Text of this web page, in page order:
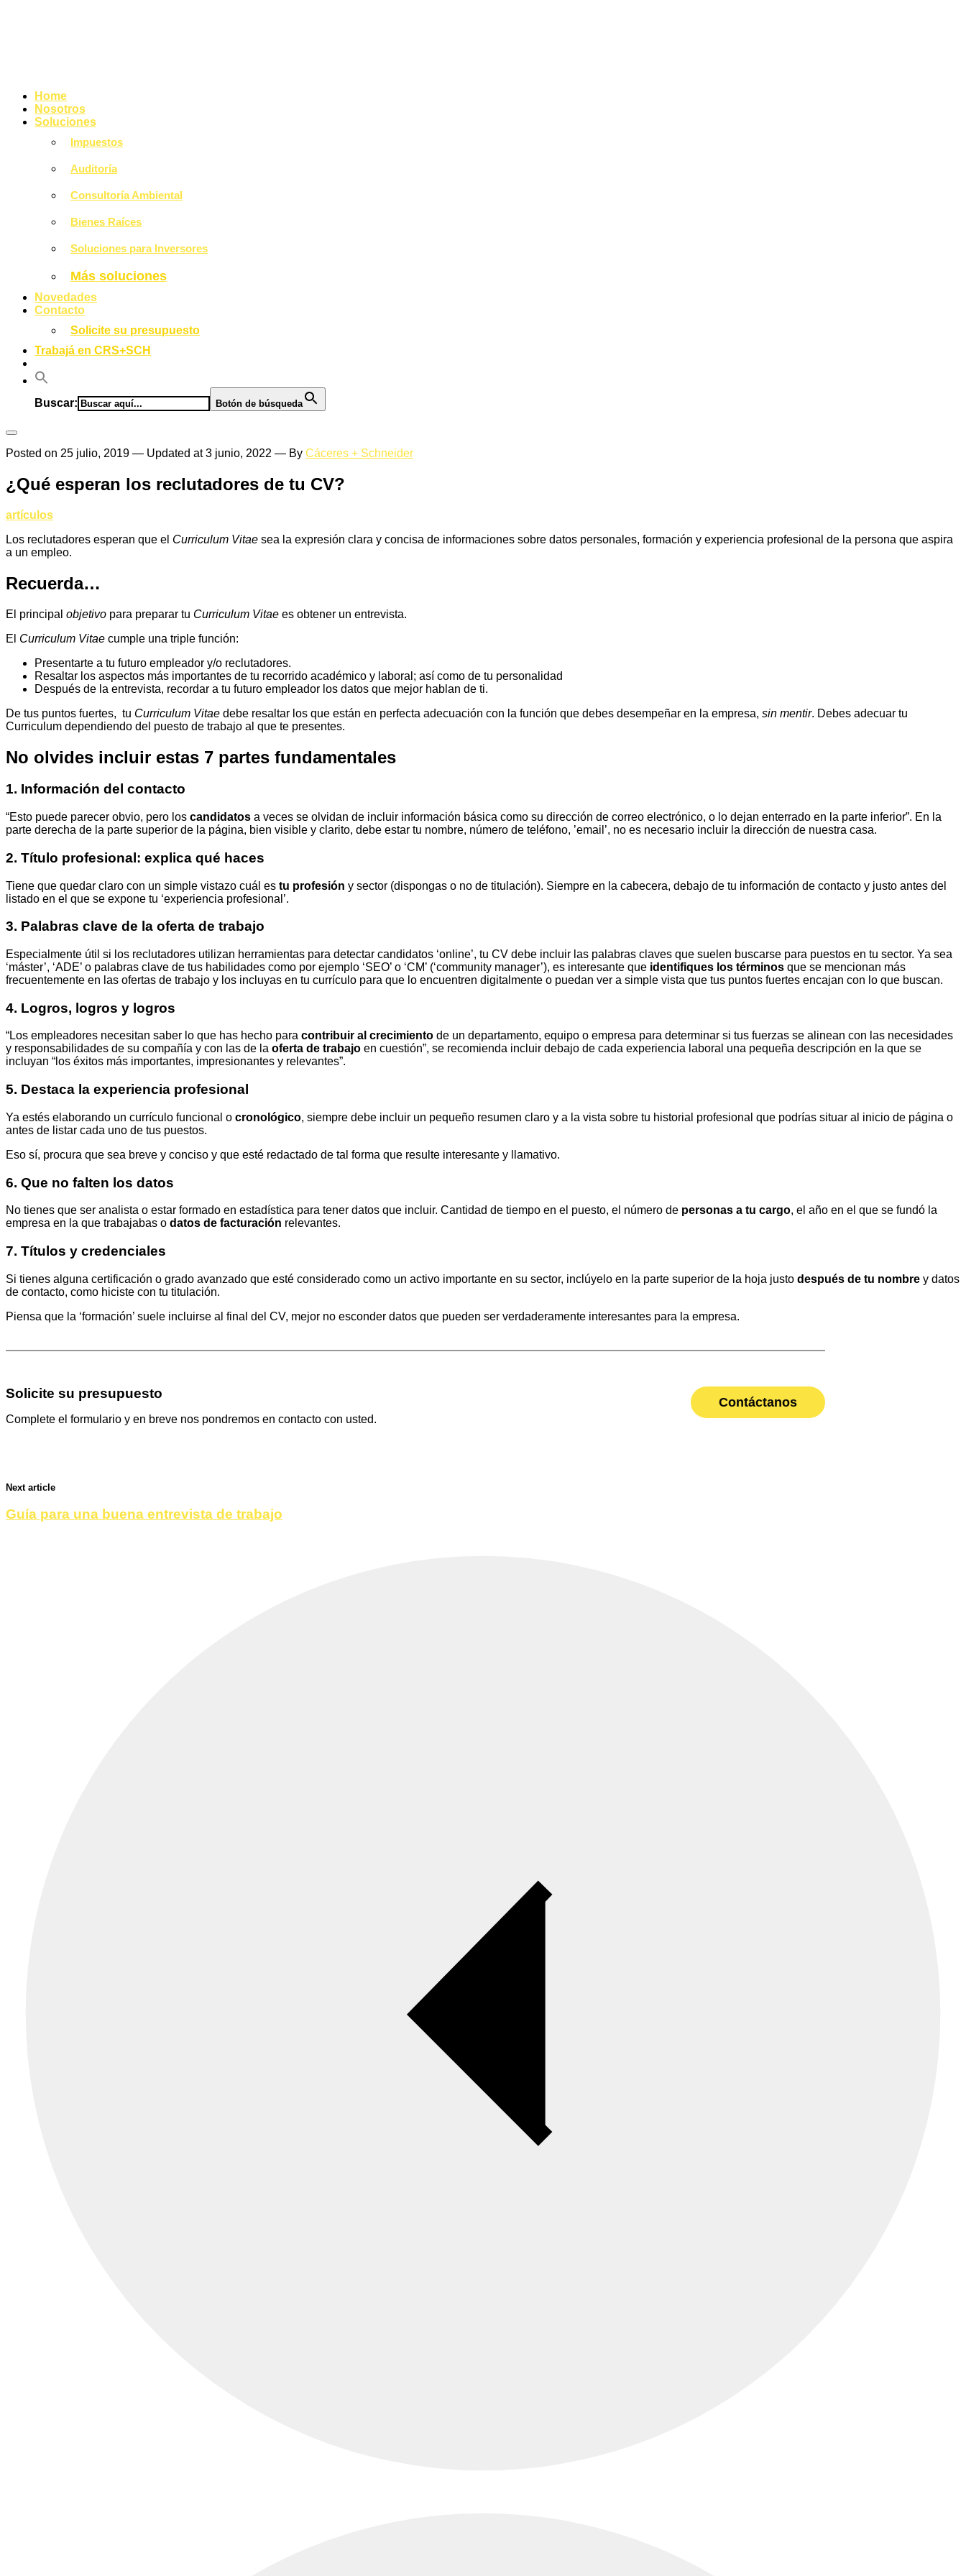
Home
Nosotros
Soluciones
Impuestos
Auditoría
Consultoría Ambiental
Bienes Raíces
Soluciones para Inversores
Más soluciones
Novedades
Contacto
Solicite su presupuesto
Trabajá en CRS+SCH
Buscar: Botón de búsqueda
Posted on 25 julio, 2019 — Updated at 3 junio, 2022 — By Cáceres + Schneider
¿Qué esperan los reclutadores de tu CV?
artículos
Los reclutadores esperan que el Curriculum Vitae sea la expresión clara y concisa de informaciones sobre datos personales, formación y experiencia profesional de la persona que aspira
a un empleo.
Recuerda…
El principal objetivo para preparar tu Curriculum Vitae es obtener un entrevista.
El Curriculum Vitae cumple una triple función:
Presentarte a tu futuro empleador y/o reclutadores.
Resaltar los aspectos más importantes de tu recorrido académico y laboral; así como de tu personalidad
Después de la entrevista, recordar a tu futuro empleador los datos que mejor hablan de ti.
De tus puntos fuertes, tu Curriculum Vitae debe resaltar los que están en perfecta adecuación con la función que debes desempeñar en la empresa, sin mentir. Debes adecuar tu
Curriculum dependiendo del puesto de trabajo al que te presentes.
No olvides incluir estas 7 partes fundamentales
1. Información del contacto
“Esto puede parecer obvio, pero los candidatos a veces se olvidan de incluir información básica como su dirección de correo electrónico, o lo dejan enterrado en la parte inferior”. En la
parte derecha de la parte superior de la página, bien visible y clarito, debe estar tu nombre, número de teléfono, ’email’, no es necesario incluir la dirección de nuestra casa.
2. Título profesional: explica qué haces
Tiene que quedar claro con un simple vistazo cuál es tu profesión y sector (dispongas o no de titulación). Siempre en la cabecera, debajo de tu información de contacto y justo antes del
listado en el que se expone tu ‘experiencia profesional’.
3. Palabras clave de la oferta de trabajo
Especialmente útil si los reclutadores utilizan herramientas para detectar candidatos ‘online’, tu CV debe incluir las palabras claves que suelen buscarse para puestos en tu sector. Ya sea
‘máster’, ‘ADE’ o palabras clave de tus habilidades como por ejemplo ‘SEO’ o ‘CM’ (‘community manager’), es interesante que identifiques los términos que se mencionan más
frecuentemente en las ofertas de trabajo y los incluyas en tu currículo para que lo encuentren digitalmente o puedan ver a simple vista que tus puntos fuertes encajan con lo que buscan.
4. Logros, logros y logros
“Los empleadores necesitan saber lo que has hecho para contribuir al crecimiento de un departamento, equipo o empresa para determinar si tus fuerzas se alinean con las necesidades
y responsabilidades de su compañía y con las de la oferta de trabajo en cuestión”, se recomienda incluir debajo de cada experiencia laboral una pequeña descripción en la que se
incluyan “los éxitos más importantes, impresionantes y relevantes”.
5. Destaca la experiencia profesional
Ya estés elaborando un currículo funcional o cronológico, siempre debe incluir un pequeño resumen claro y a la vista sobre tu historial profesional que podrías situar al inicio de página o
antes de listar cada uno de tus puestos.
Eso sí, procura que sea breve y conciso y que esté redactado de tal forma que resulte interesante y llamativo.
6. Que no falten los datos
No tienes que ser analista o estar formado en estadística para tener datos que incluir. Cantidad de tiempo en el puesto, el número de personas a tu cargo, el año en el que se fundó la
empresa en la que trabajabas o datos de facturación relevantes.
7. Títulos y credenciales
Si tienes alguna certificación o grado avanzado que esté considerado como un activo importante en su sector, inclúyelo en la parte superior de la hoja justo después de tu nombre y datos
de contacto, como hiciste con tu titulación.
Piensa que la ‘formación’ suele incluirse al final del CV, mejor no esconder datos que pueden ser verdaderamente interesantes para la empresa.
Solicite su presupuesto
Complete el formulario y en breve nos pondremos en contacto con usted.
Contáctanos
Next article
Guía para una buena entrevista de trabajo